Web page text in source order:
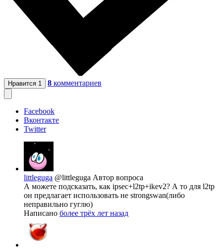
Нравится 1 8 комментариев
Facebook
Вконтакте
Twitter
littleguga @littleguga Автор вопроса
А можете подсказать, как ipsec+l2tp+ikev2? А то для l2tp
он предлагает использовать не strongswan(либо
неправильно гуглю)
Написано более трёх лет назад